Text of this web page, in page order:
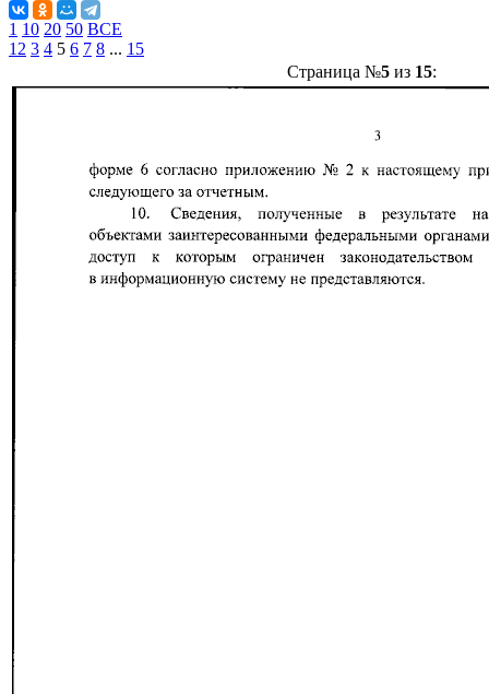
1 10 20 50 ВСЕ
1 2 3 4 5 6 7 8 ... 15
Страница №5из 15: